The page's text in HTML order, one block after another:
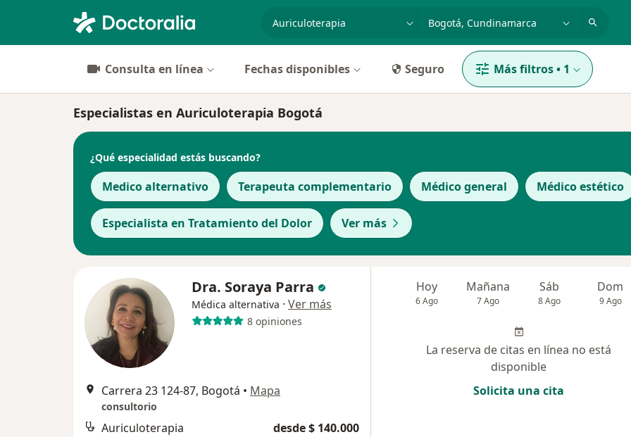
especialidad, enfermedad o nombre
p. ej. Bogotá
Consulta en línea Fechas disponibles Seguro Más filtros• 1
Especialistas en Auriculoterapia Bogotá
¿Qué especialidad estás buscando?
Medico alternativo Terapeuta complementario Médico general Médico estético
Especialista en Tratamiento del Dolor Ver más
Dra. Soraya Parra
Médica alternativa · Ver más
8 opiniones
Carrera 23 124-87, Bogotá • Mapa
consultorio
Auriculoterapia desde $ 140.000
Hoy
6 Ago
Mañana
7 Ago
Sáb
8 Ago
Dom
9 Ago
La reserva de citas en línea no está
disponible
Solicita una cita